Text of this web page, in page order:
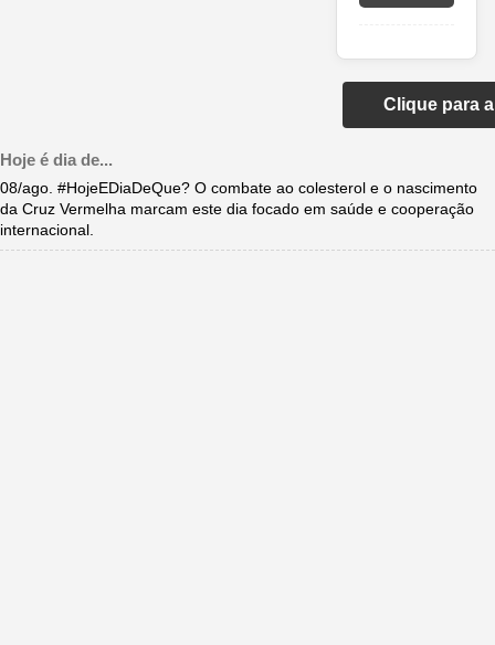
Clique para
Hoje é dia de...
08/ago. #HojeEDiaDeQue? O combate ao colesterol e o nascimento
da Cruz Vermelha marcam este dia focado em saúde e cooperação
internacional.